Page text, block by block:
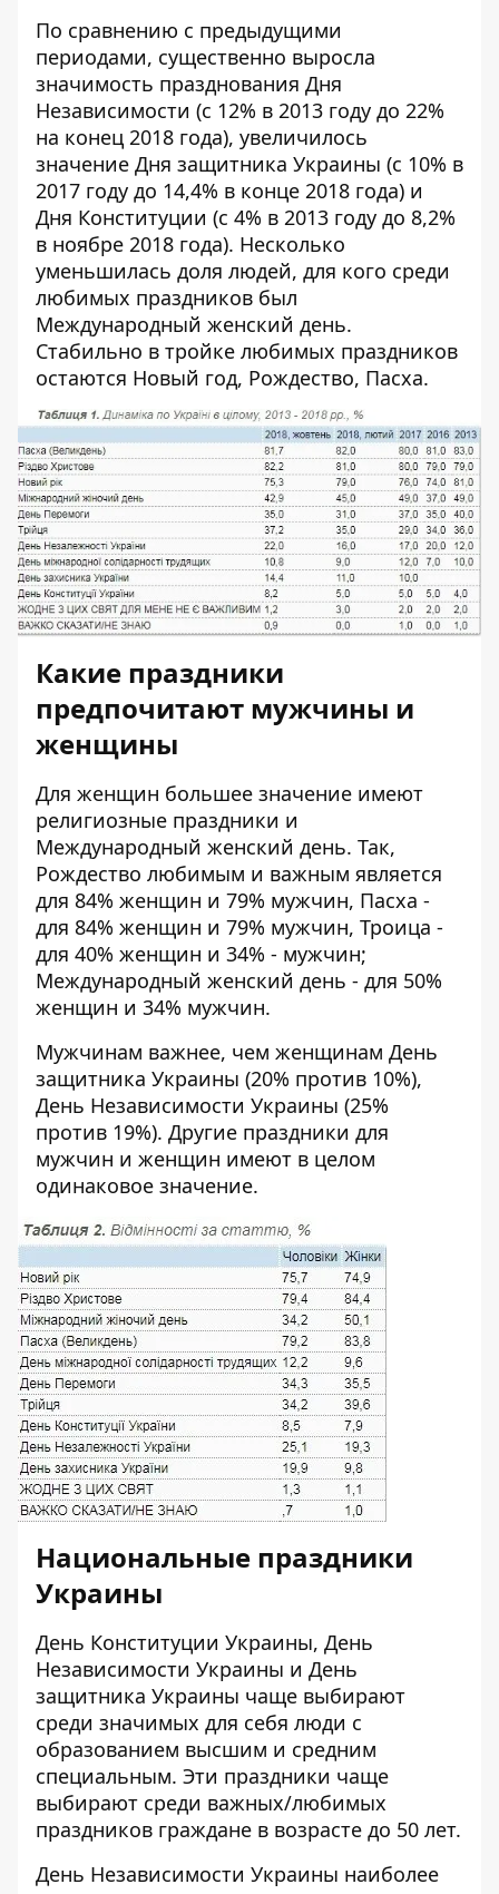
По сравнению с предыдущими
периодами, существенно выросла
значимость празднования Дня
Независимости (с 12% в 2013 году до 22%
на конец 2018 года), увеличилось
значение Дня защитника Украины (с 10% в
2017 году до 14,4% в конце 2018 года) и
Дня Конституции (с 4% в 2013 году до 8,2%
в ноябре 2018 года). Несколько
уменьшилась доля людей, для кого среди
любимых праздников был
Международный женский день.
Стабильно в тройке любимых праздников
остаются Новый год, Рождество, Пасха.
Какие праздники
предпочитают мужчины и
женщины
Для женщин большее значение имеют
религиозные праздники и
Международный женский день. Так,
Рождество любимым и важным является
для 84% женщин и 79% мужчин, Пасха -
для 84% женщин и 79% мужчин, Троица -
для 40% женщин и 34% - мужчин;
Международный женский день - для 50%
женщин и 34% мужчин.
Мужчинам важнее, чем женщинам День
защитника Украины (20% против 10%),
День Независимости Украины (25%
против 19%). Другие праздники для
мужчин и женщин имеют в целом
одинаковое значение.
Национальные праздники
Украины
День Конституции Украины, День
Независимости Украины и День
защитника Украины чаще выбирают
среди значимых для себя люди с
образованием высшим и средним
специальным. Эти праздники чаще
выбирают среди важных/любимых
праздников граждане в возрасте до 50 лет.
День Независимости Украины наиболее